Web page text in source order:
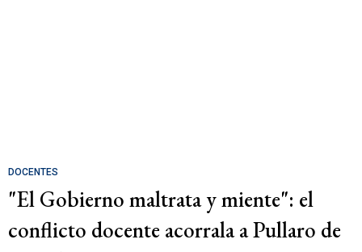
DOCENTES
"El Gobierno maltrata y miente": el
conflicto docente acorrala a Pullaro de